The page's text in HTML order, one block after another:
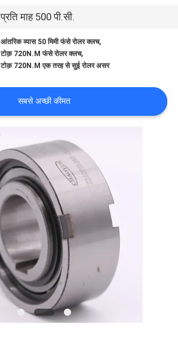
प्रति माह 500 पी.सी.
आंतरिक व्यास 50 मिमी फंसे रोलर क्लच,
टोक़ 720N.M फंसे रोलर क्लच,
टोक़ 720N.M एक तरह से सुई रोलर असर
सबसे अच्छी कीमत